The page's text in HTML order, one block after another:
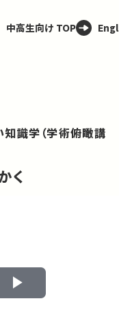
中高生向け TOP
知識学（学術俯瞰講
く